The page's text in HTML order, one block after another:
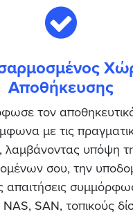
Αποθήκευσης
τον
με τις
λαμβάνοντας υπόψη
σου, την
απαιτήσεις
NAS, SAN, τοπικούς